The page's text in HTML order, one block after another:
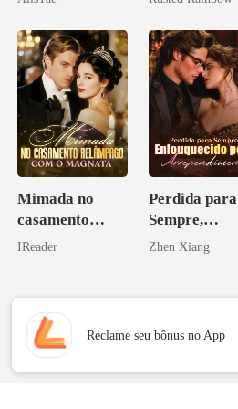
família
mafiosa!
Mimada no
casamento
relâmpago com
IReader
Perdida para
Sempre,
Enlouquecido
o
Zhen Xiang
Reclame seu bônus no App